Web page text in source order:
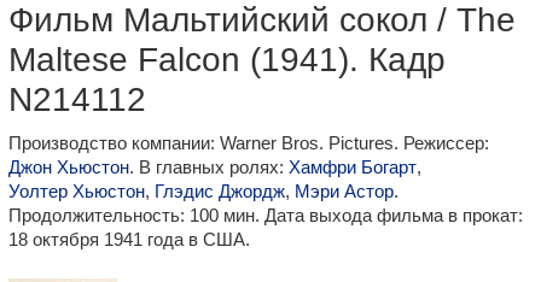
Фильм Мальтийский сокол / The
Maltese Falcon (1941). Кадр
N214112
Производство компании: Warner Bros. Pictures. Режиссер:
Джон Хьюстон. В главных ролях: Хамфри Богарт,
Уолтер Хьюстон, Глэдис Джордж, Мэри Астор.
Продолжительность: 100 мин. Дата выхода фильма в прокат:
18 октября 1941 года в США.